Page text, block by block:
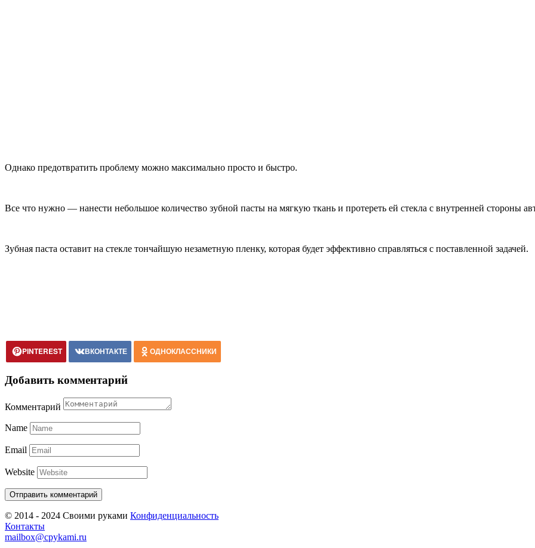
Однако предотвратить проблему можно максимально просто и быстро.
Все что нужно — нанести небольшое количество зубной пасты на мягкую ткань и протереть ей стекла с внутренней стороны
Зубная паста оставит на стекле тончайшую незаметную пленку, которая будет эффективно справляться с поставленной задачей.
PINTEREST ВКОНТАКТЕ ОДНОКЛАССНИКИ
Добавить комментарий
Комментарий
Name
Email
Website
© 2014 - 2024 Своими руками Конфиденциальность
Контакты
mailbox@cpykami.ru